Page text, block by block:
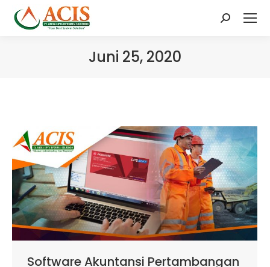
Search:
Juni 25, 2020
Software Akuntansi Pertambangan